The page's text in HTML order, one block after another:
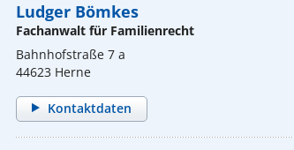
Ludger Bömkes
Fachanwalt für Familienrecht
Bahnhofstraße 7 a
44623 Herne
Kontaktdaten